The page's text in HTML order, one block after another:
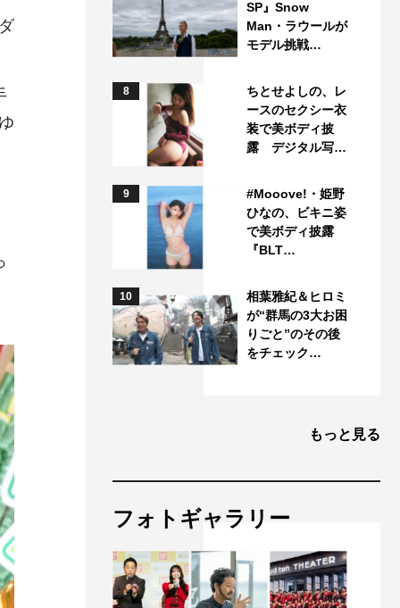
SP』Snow
Man・ラウールが
モデル挑戦…
8
ちとせよしの、レ
ースのセクシー衣
装で美ボディ披
露 デジタル写…
9
#Mooove!・姫野
ひなの、ビキニ姿
で美ボディ披露
『BLT…
10
相葉雅紀＆ヒロミ
が“群馬の3大お困
りごと”のその後
をチェック…
もっと見る
フォトギャラリー